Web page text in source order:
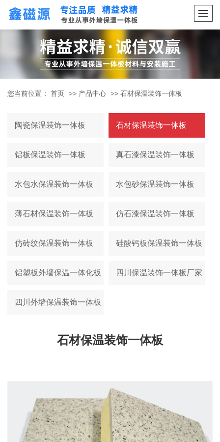
您当前位置： 首页 >> 产品中心 >> 石材保温装饰一体板
陶瓷保温装饰一体板 石材保温装饰一体板
铝板保温装饰一体板 真石漆保温装饰一体板
水包水保温装饰一体板 水包砂保温装饰一体板
薄石材保温装饰一体板 仿石漆保温装饰一体板
仿砖纹保温装饰一体板 硅酸钙板保温装饰一体板
铝塑板外墙保温一体化板 四川保温装饰一体板厂家
四川外墙保温装饰一体板
石材保温装饰一体板